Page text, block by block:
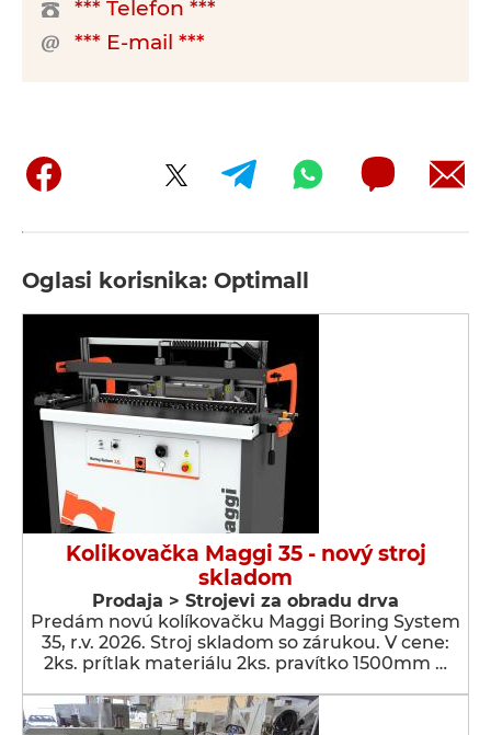
*** Telefon ***
*** E-mail ***
Oglasi korisnika: Optimall
Kolikovačka Maggi 35 - nový stroj
skladom
Prodaja > Strojevi za obradu drva
Predám novú kolíkovačku Maggi Boring System
35, r.v. 2026. Stroj skladom so zárukou. V cene:
2ks. prítlak materiálu 2ks. pravítko 1500mm …